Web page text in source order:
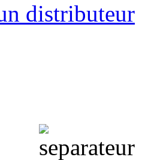
distributeur